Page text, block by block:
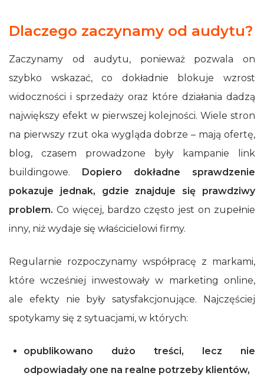
Dlaczego zaczynamy od audytu?
Zaczynamy od audytu, ponieważ pozwala on
szybko wskazać, co dokładnie blokuje wzrost
widoczności i sprzedaży oraz które działania dadzą
największy efekt w pierwszej kolejności. Wiele stron
na pierwszy rzut oka wygląda dobrze – mają ofertę,
blog, czasem prowadzone były kampanie link
buildingowe. Dopiero dokładne sprawdzenie
pokazuje jednak, gdzie znajduje się prawdziwy
problem. Co więcej, bardzo często jest on zupełnie
inny, niż wydaje się właścicielowi firmy.
Regularnie rozpoczynamy współpracę z markami,
które wcześniej inwestowały w marketing online,
ale efekty nie były satysfakcjonujące. Najczęściej
spotykamy się z sytuacjami, w których:
opublikowano dużo treści, lecz nie
odpowiadały one na realne potrzeby klientów,